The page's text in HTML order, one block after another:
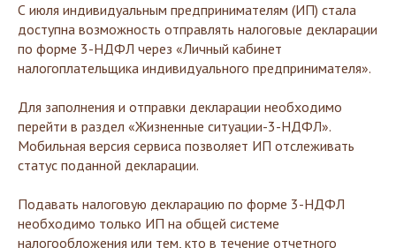
С июля индивидуальным предпринимателям (ИП) стала
доступна возможность отправлять налоговые декларации
по форме 3-НДФЛ через «Личный кабинет
налогоплательщика индивидуального предпринимателя».
Для заполнения и отправки декларации необходимо
перейти в раздел «Жизненные ситуации-3-НДФЛ».
Мобильная версия сервиса позволяет ИП отслеживать
статус поданной декларации.
Подавать налоговую декларацию по форме 3-НДФЛ
необходимо только ИП на общей системе
налогообложения или тем, кто в течение отчетного